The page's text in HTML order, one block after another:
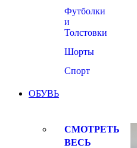
Футболки
и
Толстовки
Шорты
Спорт
ОБУВЬ
СМОТРЕТЬ
ВЕСЬ